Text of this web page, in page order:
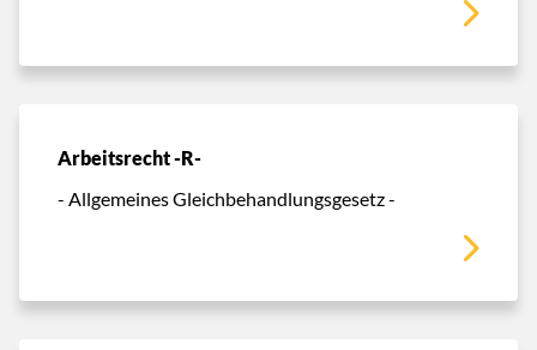
Arbeitsrecht -R-
- Allgemeines Gleichbehandlungsgesetz -